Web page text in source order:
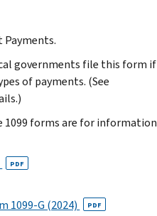
Payments.
governments file this form if
of payments. (See
1099 forms are for information
PDF
1099-G (2024)
PDF